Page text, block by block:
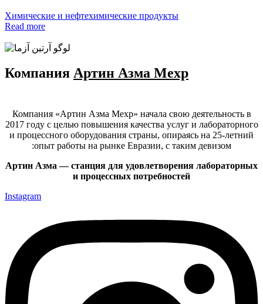
Химические и нефтехимические продукты
Read more
Компания Артин Азма Мехр
Компания «Артин Азма Мехр» начала свою деятельность в
2017 году с целью повышения качества услуг и лабораторного
и процессного оборудования страны, опираясь на 25-летний
опыт работы на рынке Евразии, с таким девизом:
Артин Азма — станция для удовлетворения лабораторных
и процессных потребностей
Instagram